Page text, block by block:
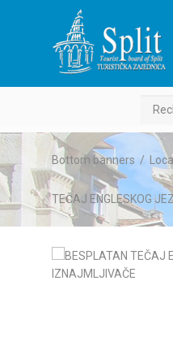
Bottom banners /
TEČAJ ENGLESKOG